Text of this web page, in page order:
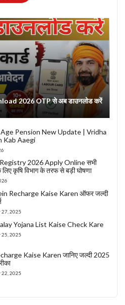
2026 OTP से अब डाउनलोड करें
Pension New Update | Vridha
Kab Aaegi
2026 Apply Online सभी
लिए कृषि विभाग के तरफ से बड़ी घोषणा
Recharge Kaise Karen ऑफर जल्दी
27, 2025
Yojana List Kaise Check Kare
25, 2025
Kaise Karen जानिए जल्दी 2025
22, 2025